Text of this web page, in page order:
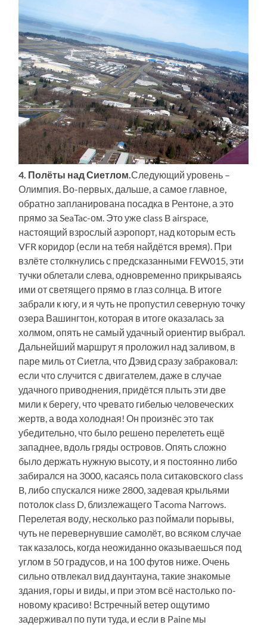
4. Полёты над Сиетлом.Следующий уровень –
Олимпия. Во-первых, дальше, а самое главное,
обратно запланирована посадка в Рентоне, а это
прямо за SeaTac-ом. Это уже class B airspace,
настоящий взрослый аэропорт, над которым есть
VFR коридор (если на тебя найдётся время). При
взлёте столкнулись с предсказанными FEW015, эти
тучки облетали слева, одновременно прикрываясь
ими от светящего прямо в глаз солнца. В итоге
забрали к югу, и я чуть не пропустил северную точку
озера Вашингтон, которая в итоге оказалась за
холмом, опять не самый удачный ориентир выбрал.
Дальнейший маршрут я проложил над заливом, в
паре миль от Сиетла, что Дэвид сразу забраковал:
если что случится с двигателем, даже в случае
удачного приводнения, придётся плыть эти две
мили к берегу, что чревато гибелью человеческих
жертв, а вода холодная! Он произнёс это так
убедительно, что было решено перелететь ещё
западнее, вдоль гряды островов. Опять сложно
было держать нужную высоту, и я постоянно либо
забирался на 3000, касаясь пола ситаковского class
B, либо спускался ниже 2800, задевая крыльями
потолок class D, близлежащего Тacoma Narrows.
Перелетая воду, несколько раз поймали порывы,
чуть не перевернувшие самолёт, во всяком случае
так казалось, когда неожиданно оказываешься под
углом в 50 градусов, и на 100 футов ниже. Очень
сильно отвлекал вид даунтауна, такие знакомые
здания, горы и виды, и при этом всё настолько по-
новому красиво! Встречный ветер ощутимо
задерживал по пути туда, и если в Paine мы